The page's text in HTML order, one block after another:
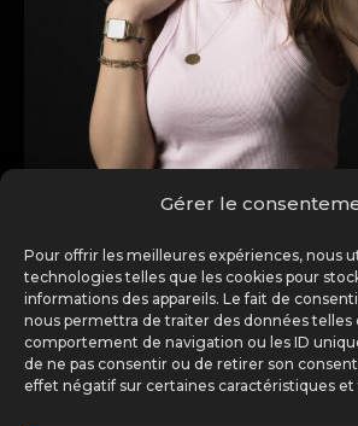
Gérer le
Pour offrir les meilleures expériences, nous
technologies telles que les cookies pour
informations des appareils. Le fait de
nous permettra de traiter des données telles
comportement de navigation ou les ID
de ne pas consentir ou de retirer son
effet négatif sur certaines caractéristiques et